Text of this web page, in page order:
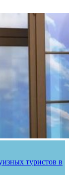
туристов в